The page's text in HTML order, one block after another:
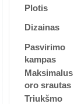
Plotis
Dizainas
Pasvirimo
kampas
Maksimalus
oro srautas
Triukšmo